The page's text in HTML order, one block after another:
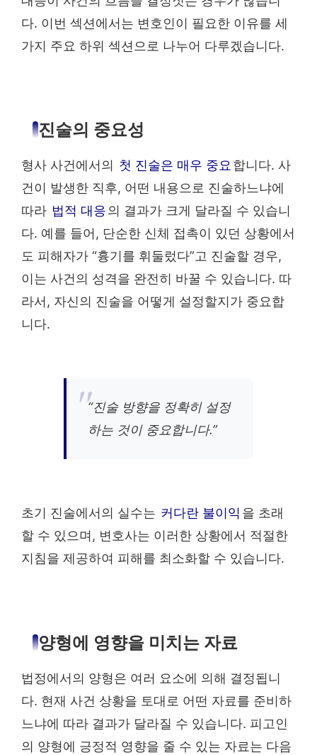
다. 이번 섹션에서는 변호인이 필요한 이유를 세
가지 주요 하위 섹션으로 나누어 다루겠습니다.
진술의 중요성
형사 사건에서의 첫 진술은 매우 중요합니다. 사
건이 발생한 직후, 어떤 내용으로 진술하느냐에
따라 법적 대응의 결과가 크게 달라질 수 있습니
다. 예를 들어, 단순한 신체 접촉이 있던 상황에서
도 피해자가 “흉기를 휘둘렀다”고 진술할 경우,
이는 사건의 성격을 완전히 바꿀 수 있습니다. 따
라서, 자신의 진술을 어떻게 설정할지가 중요합
니다.
“진술 방향을 정확히 설정
하는 것이 중요합니다.”
초기 진술에서의 실수는 커다란 불이익 을 초래
할 수 있으며, 변호사는 이러한 상황에서 적절한
지침을 제공하여 피해를 최소화할 수 있습니다.
양형에 영향을 미치는 자료
법정에서의 양형은 여러 요소에 의해 결정됩니
다. 현재 사건 상황을 토대로 어떤 자료를 준비하
느냐에 따라 결과가 달라질 수 있습니다. 피고인
의 양형에 긍정적 영향을 줄 수 있는 자료는 다음